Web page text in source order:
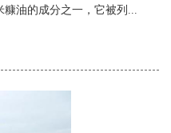
油的成分之一，它被列...